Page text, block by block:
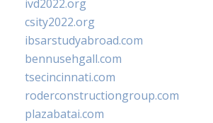
ivd2022.org
csity2022.org
ibsarstudyabroad.com
bennusehgall.com
tsecincinnati.com
roderconstructiongroup.com
plazabatai.com